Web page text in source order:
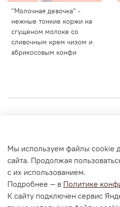
"Молочная девочка" -
нежные тонкие коржи на
сгущеном молоке со
сливочным крем чизом и
абрикосовым конфи
Согласие на обработку
Политика
Согласие на ОПД с помощью
Мы используем файлы cookie
сайта. Продолжая
с их использованием.
Подробнее — в Политике
К сайту подключен сервис